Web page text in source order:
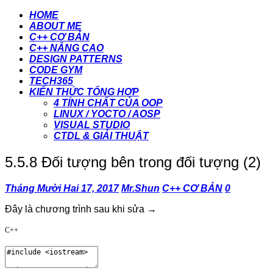
HOME
ABOUT ME
C++ CƠ BẢN
C++ NÂNG CAO
DESIGN PATTERNS
CODE GYM
TECH365
KIẾN THỨC TỔNG HỢP
4 TÍNH CHẤT CỦA OOP
LINUX / YOCTO / AOSP
VISUAL STUDIO
CTDL & GIẢI THUẬT
5.5.8 Đối tượng bên trong đối tượng (2)
Tháng Mười Hai 17, 2017 Mr.Shun C++ CƠ BẢN 0
Đây là chương trình sau khi sửa →
C++